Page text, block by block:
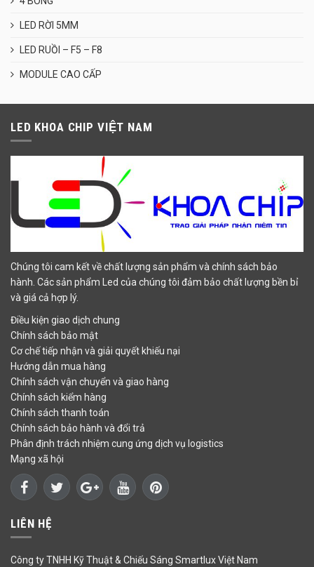
LED RỜI 5MM
LED RUỒI – F5 – F8
MODULE CAO CẤP
LED KHOA CHIP VIỆT NAM
Chúng tôi cam kết về chất lượng sản phẩm và chính sách bảo
hành. Các sản phẩm Led của chúng tôi đảm bảo chất lượng bền bỉ
và giá cả hợp lý.
Điều kiện giao dịch chung
Chính sách bảo mật
Cơ chế tiếp nhận và giải quyết khiếu nại
Hướng dẫn mua hàng
Chính sách vận chuyển và giao hàng
Chính sách kiểm hàng
Chính sách thanh toán
Chính sách bảo hành và đổi trả
Phân định trách nhiệm cung ứng dịch vụ logistics
Mạng xã hội
LIÊN HỆ
Công ty TNHH Kỹ Thuật & Chiếu Sáng Smartlux Việt Nam